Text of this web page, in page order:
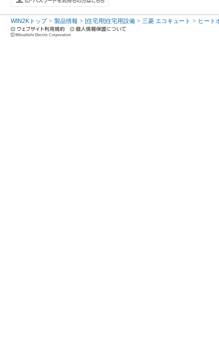
WIN2Kトップ 製品情報 [住宅用]住宅用設備 三菱 エコキュート ヒート